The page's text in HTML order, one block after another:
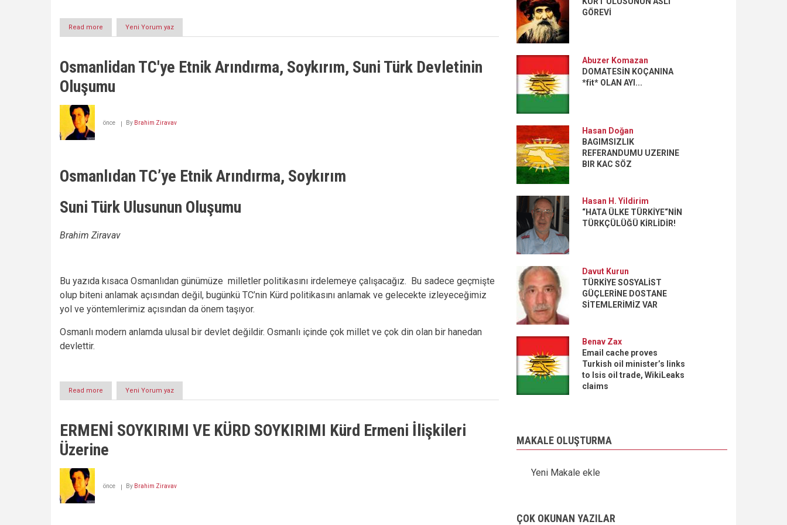
Read more
HRİSTİYAN
NOTLAR(1)
Yeni Yorum yaz
Osmanlidan TC'ye Etnik Arındırma, Soykırım, Suni Türk Devletinin
Oluşumu
önce By Brahim Ziravav
Osmanlıdan TC’ye Etnik Arındırma, Soykırım
Suni Türk Ulusunun Oluşumu
Brahim Ziravav
Bu yazıda kısaca Osmanlıdan günümüze milletler politikasını irdelemeye çalışacağız. Bu sadece geçmişte
olup biteni anlamak açısından değil, bugünkü TC’nin Kürd politikasını anlamak ve gelecekte izleyeceğimiz
yol ve yöntemlerimiz açısından da önem taşıyor.
Osmanlı modern anlamda ulusal bir devlet değildir. Osmanlı içinde çok millet ve çok din olan bir hanedan
devlettir.
Read more
Osmanlidan
Etnik
Arındırma,
Suni
Yeni Yorum yaz
ERMENİ SOYKIRIMI VE KÜRD SOYKIRIMI Kürd Ermeni İlişkileri
Üzerine
önce By Brahim Ziravav
GÖREVİ
Abuzer Komazan
DOMATESİN KOÇANINA
*fit* OLAN AYI...
Hasan Doğan
BAGIMSIZLIK
REFERANDUMU UZERINE
BIR KAC SÖZ
Hasan H. Yildirim
“HATA ÜLKE TÜRKİYE“NİN
TÜRKÇÜLÜĞÜ KİRLİDİR!
Davut Kurun
TÜRKİYE SOSYALİST
GÜÇLERİNE DOSTANE
SİTEMLERİMİZ VAR
Benav Zax
Email cache proves
Turkish oil minister’s links
to Isis oil trade, WikiLeaks
claims
MAKALE OLUŞTURMA
Yeni Makale ekle
ÇOK OKUNAN YAZILAR